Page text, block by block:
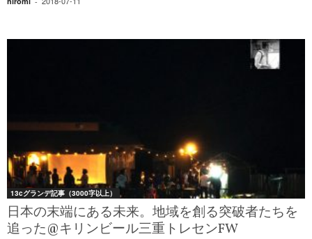
13cグランデ記事（3000字以上）
日本の末端にある未来。地域を創る突破者たちを
追った@キリンビール三重トレセンFW